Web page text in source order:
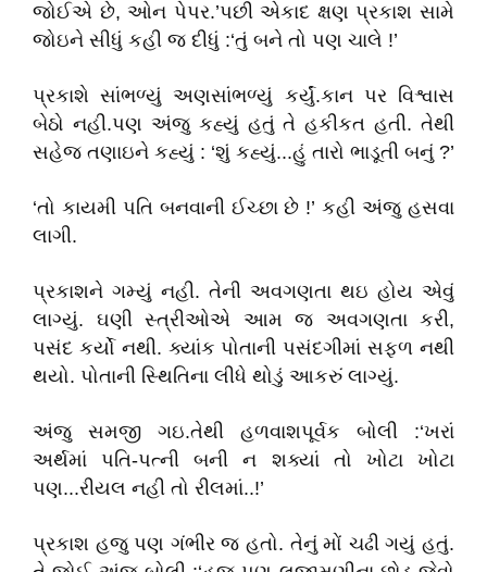
જોઈએ છે, ઓન પેપર.’પછી એકાદ ક્ષણ પ્રકાશ સામે
જોઇને સીધું કહી જ દીધું :‘તું બને તો પણ ચાલે !’
પ્રકાશે સાંભળ્યું અણસાંભળ્યું કર્યું.કાન પર વિશ્વાસ
બેઠો નહી.પણ અંજુ કહ્યું હતું તે હકીકત હતી. તેથી
સહેજ તણાઇને કહ્યું : ‘શું કહ્યું...હું તારો ભાડૂતી બનું ?’
‘તો કાયમી પતિ બનવાની ઈચ્છા છે !’ કહી અંજુ હસવા
લાગી.
પ્રકાશને ગમ્યું નહી. તેની અવગણતા થઇ હોય એવું
લાગ્યું. ઘણી સ્ત્રીઓએ આમ જ અવગણતા કરી,
પસંદ કર્યો નથી. ક્યાંક પોતાની પસંદગીમાં સફળ નથી
થયો. પોતાની સ્થિતિના લીધે થોડું આકરું લાગ્યું.
અંજુ સમજી ગઇ.તેથી હળવાશપૂર્વક બોલી :‘ખરાં
અર્થમાં પતિ-પત્ની બની ન શક્યાં તો ખોટા ખોટા
પણ...રીયલ નહી તો રીલમાં..!’
પ્રકાશ હજુ પણ ગંભીર જ હતો. તેનું મોં ચઢી ગયું હતું.